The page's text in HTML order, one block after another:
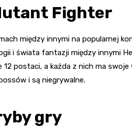
Fighter
między innymi na popularnej
i świata fantazji między innymi
postaci, a każda z nich ma
i są niegrywalne.
gry